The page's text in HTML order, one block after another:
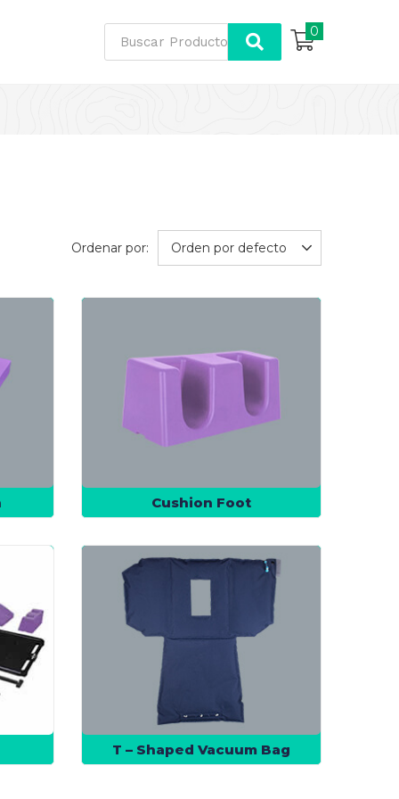
0
Ordenar por: Orden por defecto
Cushion Foot
T – Shaped Vacuum Bag